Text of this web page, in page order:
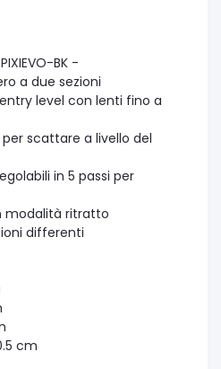
BK -
a due sezioni
level con lenti fino a
scattare a livello del
in 5 passi per
modalità ritratto
differenti
cm